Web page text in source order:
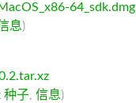
64_sdk.dmg
息)
种子, 信息)